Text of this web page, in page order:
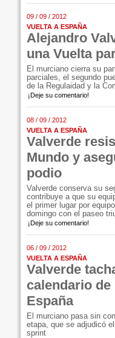
09 / 09 / 2012
VUELTA A ESPAÑA
Alejandro
una Vuelta
El murciano cierra su
parciales, el segundo
de la Regulaidad y la
¡Deje su comentario!
08 / 09 / 2012
VUELTA A ESPAÑA
Valverde
Mundo y
podio
Valverde conserva su
contribuye a que su
el primer lugar por
domingo con el paseo
¡Deje su comentario!
06 / 09 / 2012
VUELTA A ESPAÑA
Valverde
calendario de
España
El murciano pasa sin
etapa, que se adjudicó
sprint